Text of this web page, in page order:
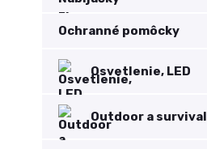
Ochranné pomôcky
Osvetlenie, LED
Outdoor a survival